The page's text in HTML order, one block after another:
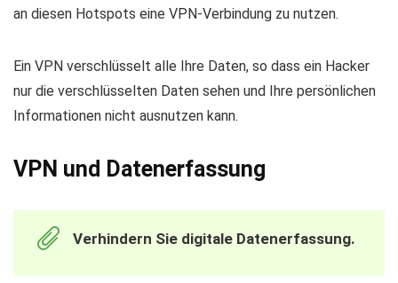
an diesen Hotspots eine VPN-Verbindung zu nutzen.
Ein VPN verschlüsselt alle Ihre Daten, so dass ein Hacker
nur die verschlüsselten Daten sehen und Ihre persönlichen
Informationen nicht ausnutzen kann.
VPN und Datenerfassung
Verhindern Sie digitale Datenerfassung.